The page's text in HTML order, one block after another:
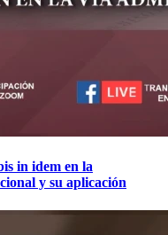
in idem en la
y su aplicación